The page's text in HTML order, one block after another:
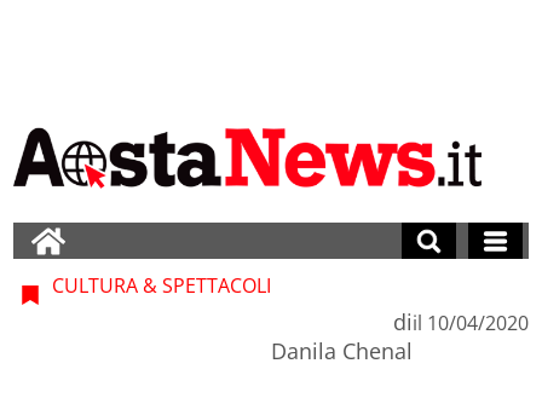
CULTURA & SPETTACOLI
di
Danila Chenal
il 10/04/2020